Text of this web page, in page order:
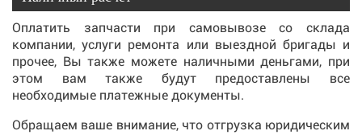
Оплатить запчасти при самовывозе со склада
компании, услуги ремонта или выездной бригады и
прочее, Вы также можете наличными деньгами, при
этом вам также будут предоставлены все
необходимые платежные документы.
Обращаем ваше внимание, что отгрузка юридическим